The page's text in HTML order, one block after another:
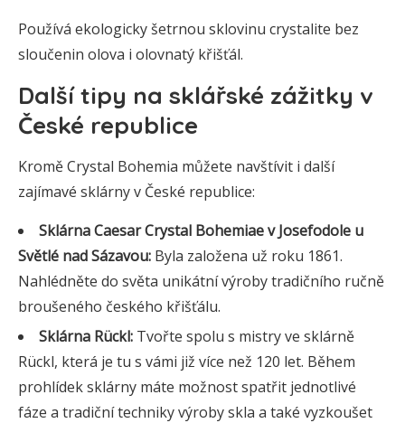
Používá ekologicky šetrnou sklovinu crystalite bez
sloučenin olova i olovnatý křišťál.
Další tipy na sklářské zážitky v
České republice
Kromě Crystal Bohemia můžete navštívit i další
zajímavé sklárny v České republice:
Sklárna Caesar Crystal Bohemiae v Josefodole u
Světlé nad Sázavou: Byla založena už roku 1861.
Nahlédněte do světa unikátní výroby tradičního ručně
broušeného českého křišťálu.
Sklárna Rückl: Tvořte spolu s mistry ve sklárně
Rückl, která je tu s vámi již více než 120 let. Během
prohlídek sklárny máte možnost spatřit jednotlivé
fáze a tradiční techniky výroby skla a také vyzkoušet